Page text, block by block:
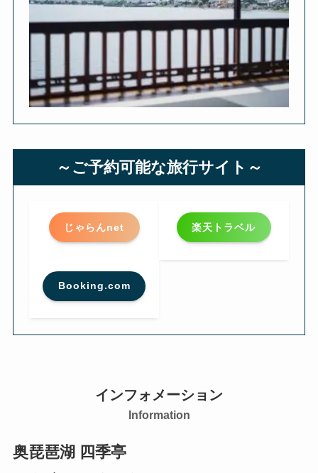
～ご予約可能な旅行サイト～
じゃらんnet 楽天トラベル
Booking.com
インフォメーション
Information
奥琵琶湖 四季亭